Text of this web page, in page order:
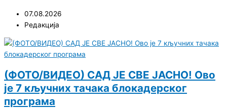
07.08.2026
Редакција
(ФОТО/ВИДЕО) САД ЈЕ СВЕ ЈАСНО! Ово
је 7 кључних тачака блокадерског
програма